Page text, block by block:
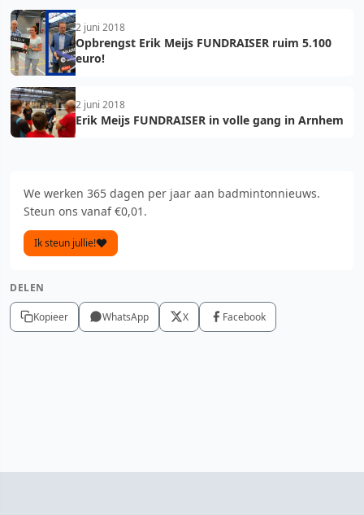
2 juni 2018
Opbrengst Erik Meijs FUNDRAISER ruim 5.100
euro!
2 juni 2018
Erik Meijs FUNDRAISER in volle gang in Arnhem
We werken 365 dagen per jaar aan badmintonnieuws.
Steun ons vanaf €0,01.
Ik steun jullie!
DELEN
Kopieer WhatsApp X Facebook